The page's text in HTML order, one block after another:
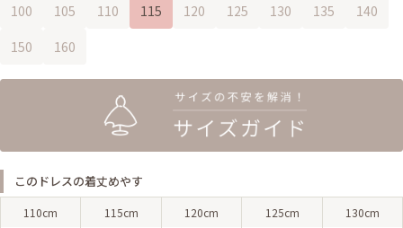
100 105 110 115 120 125 130 135
140
150
160
このドレスの着丈めやす
110cm 115cm 120cm 125cm 130cm